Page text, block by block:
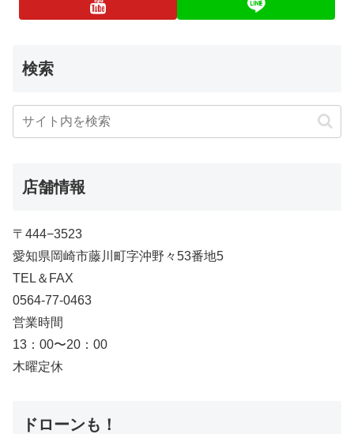
検索
店舗情報
〒444−3523
愛知県岡崎市藤川町字沖野々53番地5
TEL＆FAX
0564-77-0463
営業時間
13：00〜20：00
木曜定休
ドローンも！